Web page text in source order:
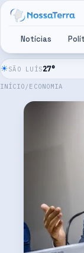
Pular para o
Notícias
☀SÃO LUÍS27°
INÍCIO / ECONOMIA